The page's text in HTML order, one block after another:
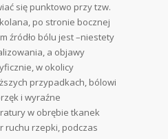
się punktowo przy tzw.
po stronie bocznej
źródło bólu jest –niestety
a objawy
w okolicy
przypadkach, bólowi
i wyraźne
w obrębie tkanek
ruchu rzepki, podczas